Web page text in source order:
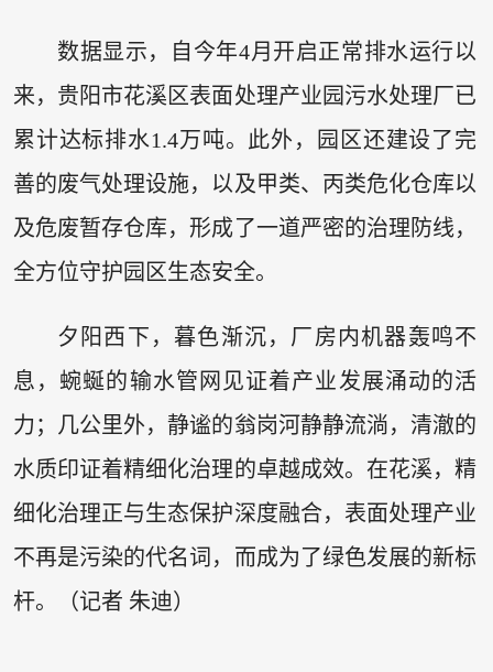
数据显示，自今年4月开启正常排水运行以
来，贵阳市花溪区表面处理产业园污水处理厂已
累计达标排水1.4万吨。此外，园区还建设了完
善的废气处理设施，以及甲类、丙类危化仓库以
及危废暂存仓库，形成了一道严密的治理防线，
全方位守护园区生态安全。
夕阳西下，暮色渐沉，厂房内机器轰鸣不
息，蜿蜒的输水管网见证着产业发展涌动的活
力；几公里外，静谧的翁岗河静静流淌，清澈的
水质印证着精细化治理的卓越成效。在花溪，精
细化治理正与生态保护深度融合，表面处理产业
不再是污染的代名词，而成为了绿色发展的新标
杆。（记者 朱迪）